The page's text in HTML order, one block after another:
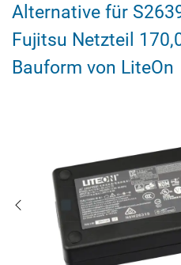
Alternative für
Fujitsu Netzteil
Bauform von LiteOn